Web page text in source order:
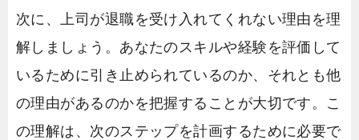
次に、上司が退職を受け入れてくれない理由を理
解しましょう。あなたのスキルや経験を評価して
いるために引き止められているのか、それとも他
の理由があるのかを把握することが大切です。こ
の理解は、次のステップを計画するために必要で